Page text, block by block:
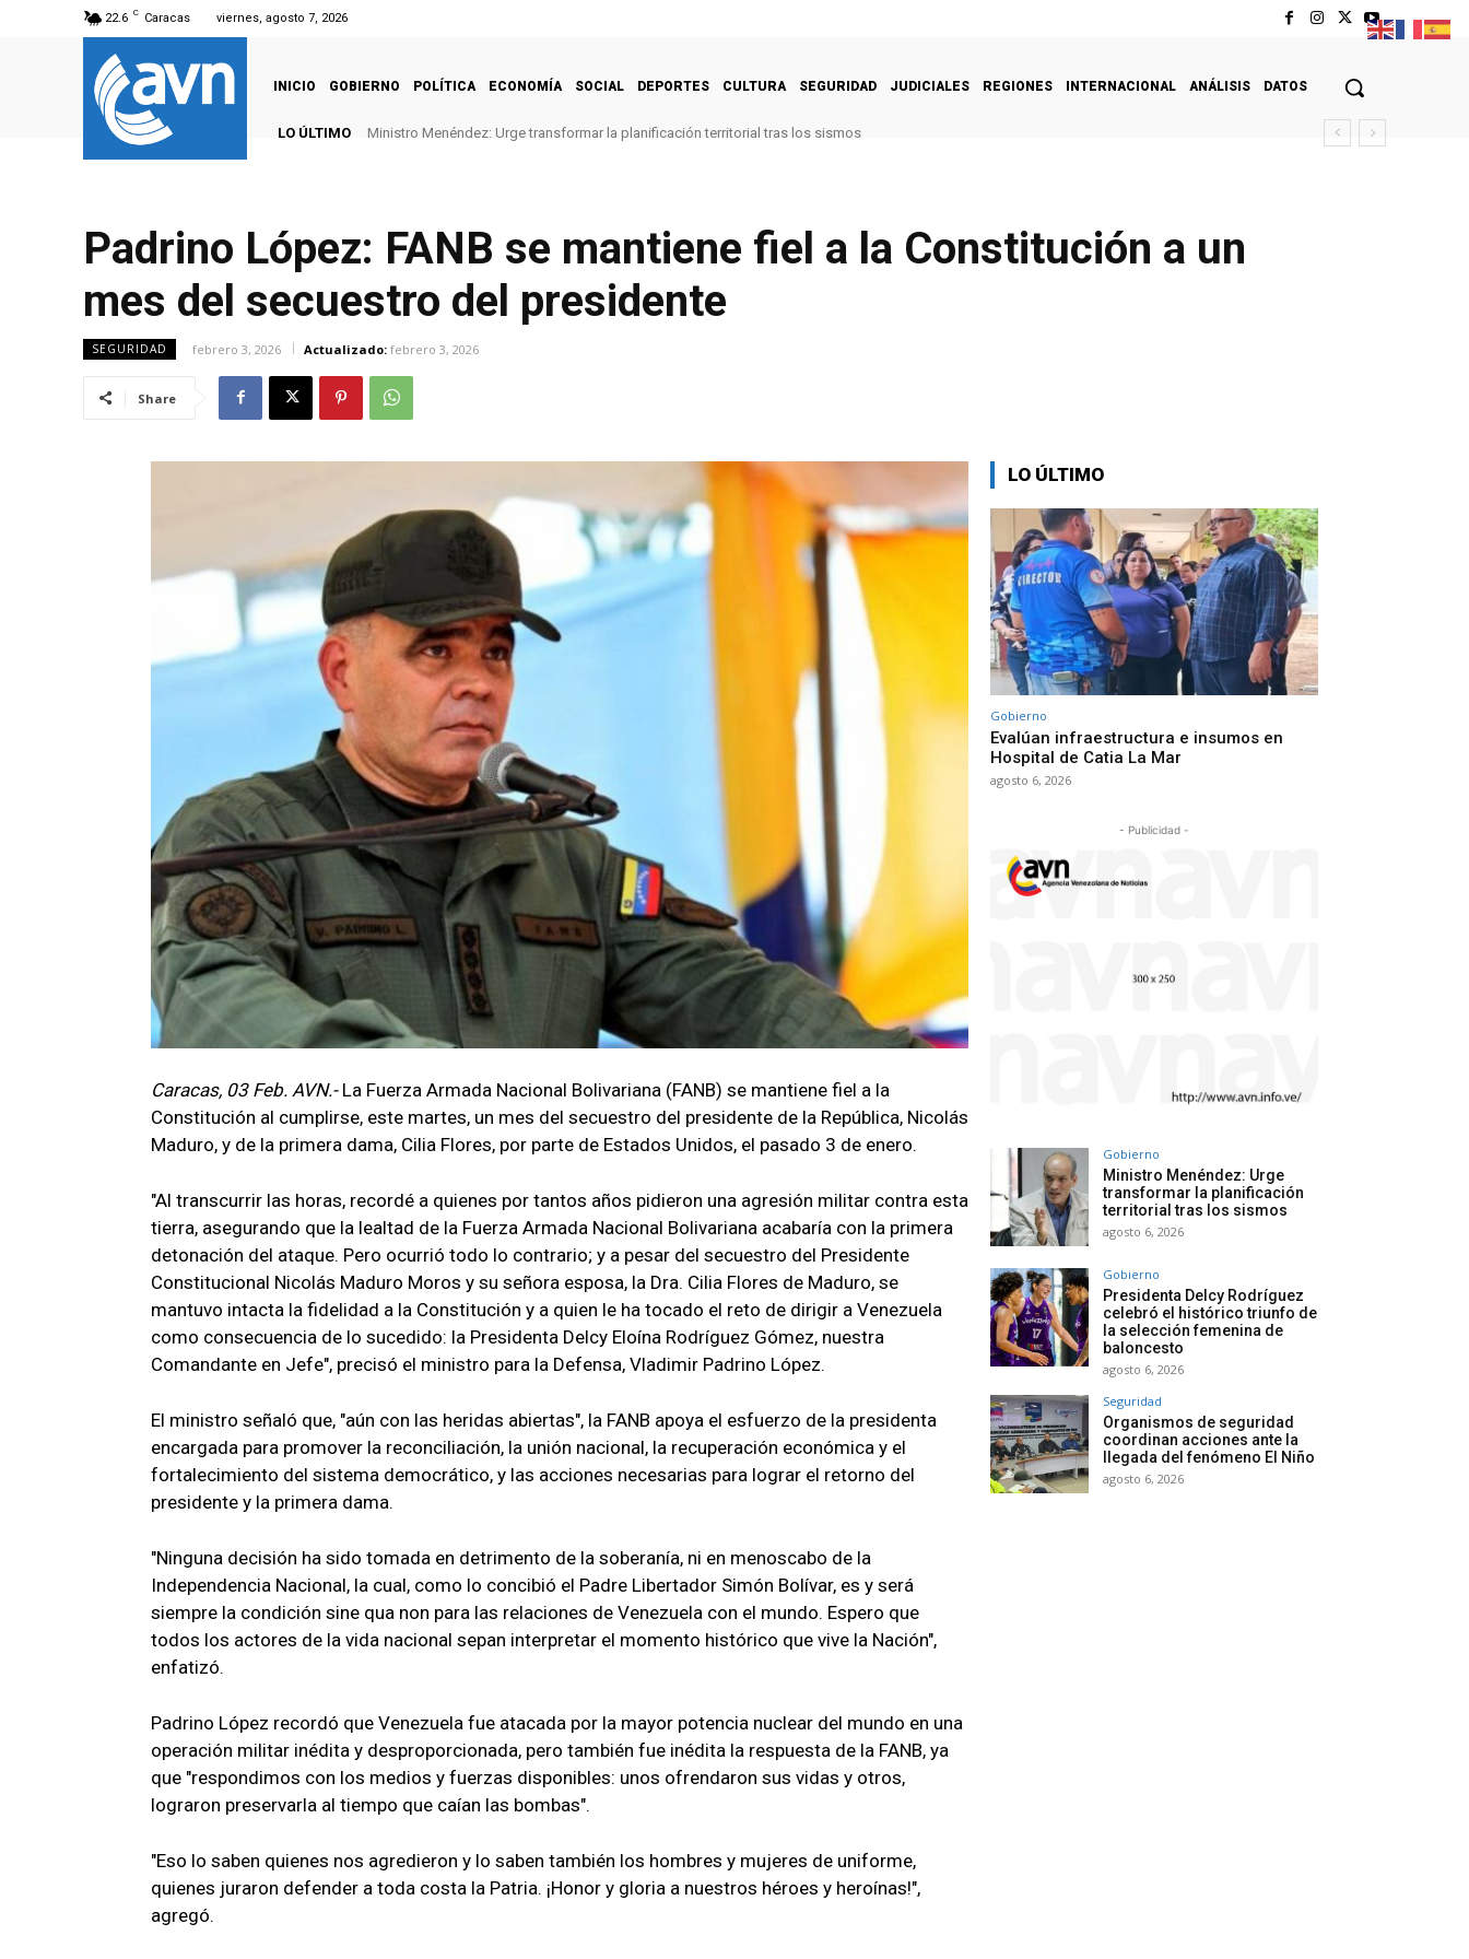
22.6 C Caracas viernes, agosto 7, 2026
INICIO GOBIERNO POLÍTICA ECONOMÍA SOCIAL DEPORTES CULTURA SEGURIDAD JUDICIALES REGIONES INTERNACIONAL ANÁLISIS DATOS
LO ÚLTIMO Ministro Menéndez: Urge transformar la planificación territorial tras los sismos
Padrino López: FANB se mantiene fiel a la Constitución a un
mes del secuestro del presidente
SEGURIDAD febrero 3, 2026 Actualizado: febrero 3, 2026
Share
Caracas, 03 Feb. AVN.- La Fuerza Armada Nacional Bolivariana (FANB) se mantiene fiel a la
Constitución al cumplirse, este martes, un mes del secuestro del presidente de la República, Nicolás
Maduro, y de la primera dama, Cilia Flores, por parte de Estados Unidos, el pasado 3 de enero.
"Al transcurrir las horas, recordé a quienes por tantos años pidieron una agresión militar contra esta
tierra, asegurando que la lealtad de la Fuerza Armada Nacional Bolivariana acabaría con la primera
detonación del ataque. Pero ocurrió todo lo contrario; y a pesar del secuestro del Presidente
Constitucional Nicolás Maduro Moros y su señora esposa, la Dra. Cilia Flores de Maduro, se
mantuvo intacta la fidelidad a la Constitución y a quien le ha tocado el reto de dirigir a Venezuela
como consecuencia de lo sucedido: la Presidenta Delcy Eloína Rodríguez Gómez, nuestra
Comandante en Jefe", precisó el ministro para la Defensa, Vladimir Padrino López.
El ministro señaló que, "aún con las heridas abiertas", la FANB apoya el esfuerzo de la presidenta
encargada para promover la reconciliación, la unión nacional, la recuperación económica y el
fortalecimiento del sistema democrático, y las acciones necesarias para lograr el retorno del
presidente y la primera dama.
"Ninguna decisión ha sido tomada en detrimento de la soberanía, ni en menoscabo de la
Independencia Nacional, la cual, como lo concibió el Padre Libertador Simón Bolívar, es y será
siempre la condición sine qua non para las relaciones de Venezuela con el mundo. Espero que
todos los actores de la vida nacional sepan interpretar el momento histórico que vive la Nación",
enfatizó.
Padrino López recordó que Venezuela fue atacada por la mayor potencia nuclear del mundo en una
operación militar inédita y desproporcionada, pero también fue inédita la respuesta de la FANB, ya
que "respondimos con los medios y fuerzas disponibles: unos ofrendaron sus vidas y otros,
lograron preservarla al tiempo que caían las bombas".
"Eso lo saben quienes nos agredieron y lo saben también los hombres y mujeres de uniforme,
quienes juraron defender a toda costa la Patria. ¡Honor y gloria a nuestros héroes y heroínas!",
agregó.
LO ÚLTIMO
Gobierno
Evalúan infraestructura e insumos en
Hospital de Catia La Mar
agosto 6, 2026
- Publicidad -
Gobierno
Ministro Menéndez: Urge
transformar la planificación
territorial tras los sismos
agosto 6, 2026
Gobierno
Presidenta Delcy Rodríguez
celebró el histórico triunfo de
la selección femenina de
baloncesto
agosto 6, 2026
Seguridad
Organismos de seguridad
coordinan acciones ante la
llegada del fenómeno El Niño
agosto 6, 2026